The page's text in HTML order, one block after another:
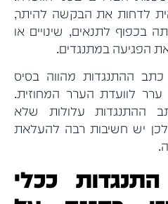
לדחות את הבקשה להיתר,
בכפוף לתנאים, שינויים או
הפגיעה במתנגדים.
ההתנגדות מהווה בסיס
לוועדת הערר המחוזית.
ההתנגדות עלולות שלא
יש חשיבות רבה להעלאת
ככלי